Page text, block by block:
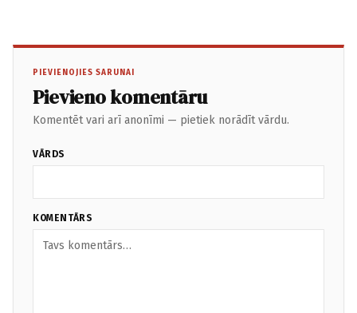
PIEVIENOJIES SARUNAI
Pievieno komentāru
Komentēt vari arī anonīmi — pietiek norādīt vārdu.
VĀRDS
KOMENTĀRS